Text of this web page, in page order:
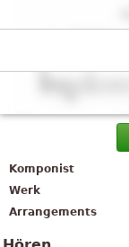
Komponist
Werk
Arrangements